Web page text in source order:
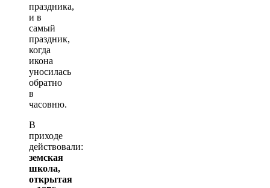
праздника,
и в
самый
праздник,
когда
икона
уносилась
обратно
в
часовню.
В
приходе
действовали:
земская
школа,
открытая